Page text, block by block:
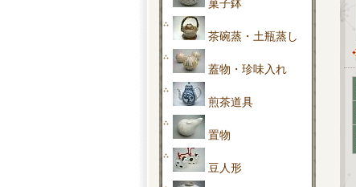
菓子鉢
茶碗蒸・土瓶蒸し
蓋物・珍味入れ
煎茶道具
置物
豆人形